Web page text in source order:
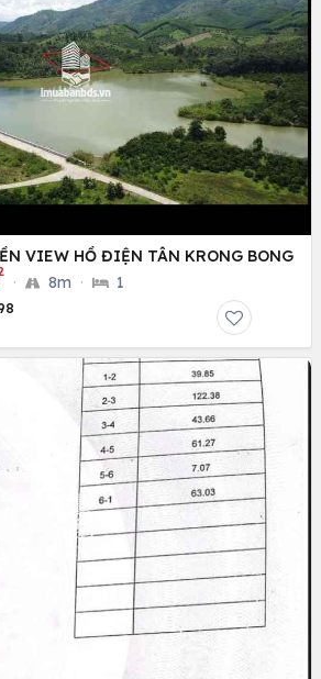
VIEW HỒ ĐIỆN TÂN KRONG BONG
· 8m · 1